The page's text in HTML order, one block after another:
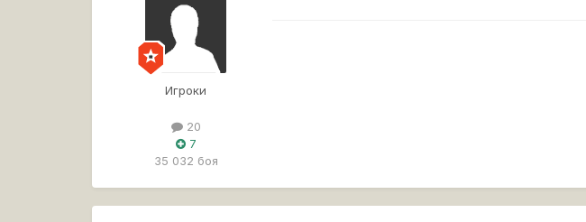
Игроки
20
7
35 032 боя